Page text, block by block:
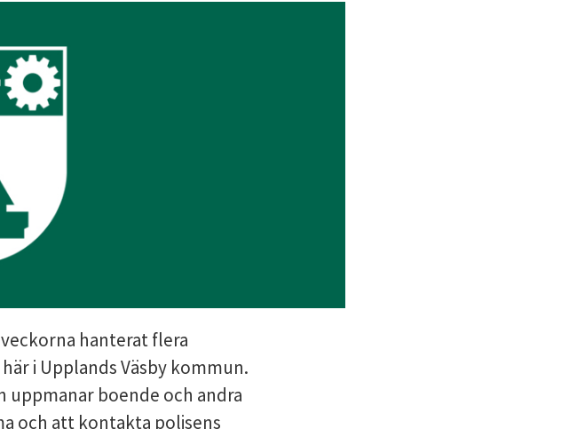
hanterat flera
i Upplands Väsby kommun.
uppmanar boende och andra
och att kontakta polisens